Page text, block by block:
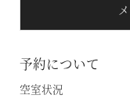
予約について
空室状況